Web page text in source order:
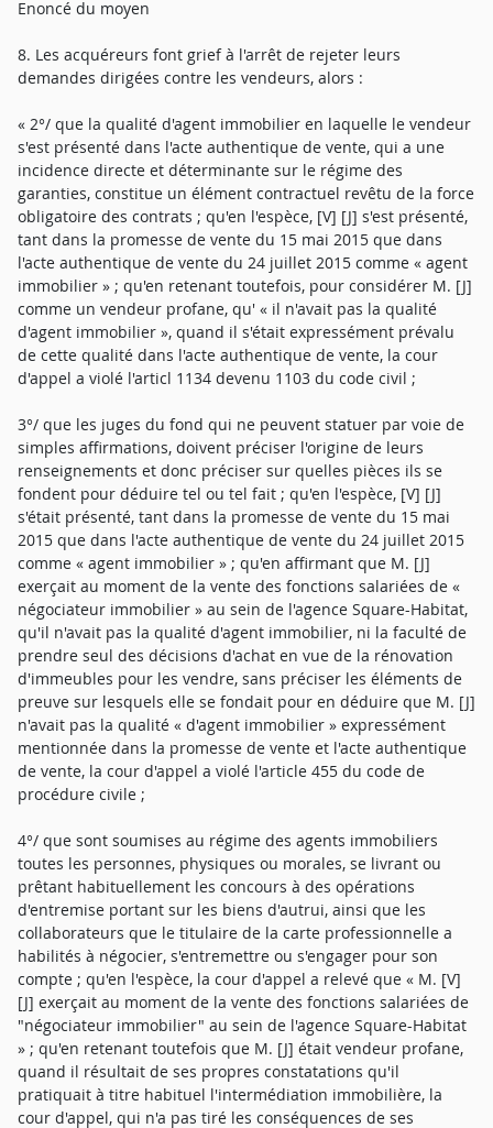
Enoncé du moyen
8. Les acquéreurs font grief à l'arrêt de rejeter leurs
demandes dirigées contre les vendeurs, alors :
« 2°/ que la qualité d'agent immobilier en laquelle le vendeur
s'est présenté dans l'acte authentique de vente, qui a une
incidence directe et déterminante sur le régime des
garanties, constitue un élément contractuel revêtu de la force
obligatoire des contrats ; qu'en l'espèce, [V] [J] s'est présenté,
tant dans la promesse de vente du 15 mai 2015 que dans
l'acte authentique de vente du 24 juillet 2015 comme « agent
immobilier » ; qu'en retenant toutefois, pour considérer M. [J]
comme un vendeur profane, qu' « il n'avait pas la qualité
d'agent immobilier », quand il s'était expressément prévalu
de cette qualité dans l'acte authentique de vente, la cour
d'appel a violé l'articl 1134 devenu 1103 du code civil ;
3°/ que les juges du fond qui ne peuvent statuer par voie de
simples affirmations, doivent préciser l'origine de leurs
renseignements et donc préciser sur quelles pièces ils se
fondent pour déduire tel ou tel fait ; qu'en l'espèce, [V] [J]
s'était présenté, tant dans la promesse de vente du 15 mai
2015 que dans l'acte authentique de vente du 24 juillet 2015
comme « agent immobilier » ; qu'en affirmant que M. [J]
exerçait au moment de la vente des fonctions salariées de «
négociateur immobilier » au sein de l'agence Square-Habitat,
qu'il n'avait pas la qualité d'agent immobilier, ni la faculté de
prendre seul des décisions d'achat en vue de la rénovation
d'immeubles pour les vendre, sans préciser les éléments de
preuve sur lesquels elle se fondait pour en déduire que M. [J]
n'avait pas la qualité « d'agent immobilier » expressément
mentionnée dans la promesse de vente et l'acte authentique
de vente, la cour d'appel a violé l'article 455 du code de
procédure civile ;
4°/ que sont soumises au régime des agents immobiliers
toutes les personnes, physiques ou morales, se livrant ou
prêtant habituellement les concours à des opérations
d'entremise portant sur les biens d'autrui, ainsi que les
collaborateurs que le titulaire de la carte professionnelle a
habilités à négocier, s'entremettre ou s'engager pour son
compte ; qu'en l'espèce, la cour d'appel a relevé que « M. [V]
[J] exerçait au moment de la vente des fonctions salariées de
"négociateur immobilier" au sein de l'agence Square-Habitat
» ; qu'en retenant toutefois que M. [J] était vendeur profane,
quand il résultait de ses propres constatations qu'il
pratiquait à titre habituel l'intermédiation immobilière, la
cour d'appel, qui n'a pas tiré les conséquences de ses